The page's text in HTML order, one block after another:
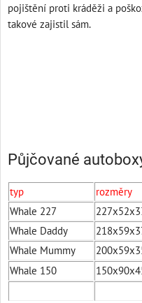
pojištění proti kráděži a
takové zajistil sám.
Půjčované
typ rozměry
Whale 227
Whale Daddy
Whale Mummy
Whale 150